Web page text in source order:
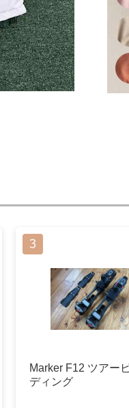
Marker F12 ツアー
ディング